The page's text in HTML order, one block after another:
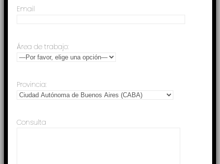
Email
Área de trabajo:
Provincia:
Consulta